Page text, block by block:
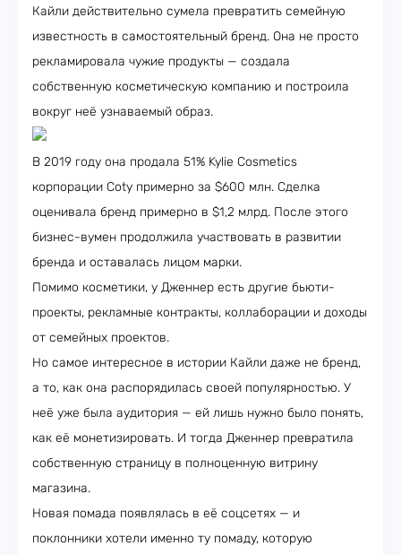
Кайли действительно сумела превратить семейную
известность в самостоятельный бренд. Она не просто
рекламировала чужие продукты — создала
собственную косметическую компанию и построила
вокруг неё узнаваемый образ.
В 2019 году она продала 51% Kylie Cosmetics
корпорации Coty примерно за $600 млн. Сделка
оценивала бренд примерно в $1,2 млрд. После этого
бизнес-вумен продолжила участвовать в развитии
бренда и оставалась лицом марки.
Помимо косметики, у Дженнер есть другие бьюти-
проекты, рекламные контракты, коллаборации и доходы
от семейных проектов.
Но самое интересное в истории Кайли даже не бренд,
а то, как она распорядилась своей популярностью. У
неё уже была аудитория — ей лишь нужно было понять,
как её монетизировать. И тогда Дженнер превратила
собственную страницу в полноценную витрину
магазина.
Новая помада появлялась в её соцсетях — и
поклонники хотели именно ту помаду, которую